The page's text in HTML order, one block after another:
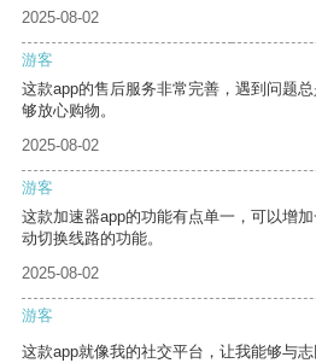
2025-08-02
游客
这款app的售后服务非常完善，遇到问题
够放心购物。
2025-08-02
游客
这款加速器app的功能有点单一，可以增
动切换线路的功能。
2025-08-02
游客
这款app就像我的社交平台，让我能够与志